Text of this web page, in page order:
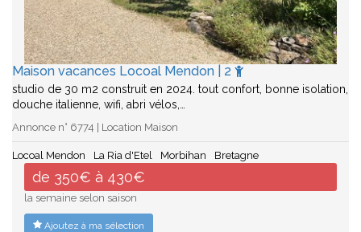
Maison vacances Locoal Mendon | 2
studio de 30 m2 construit en 2024. tout confort, bonne isolation,
douche italienne, wifi, abri vélos,…
Annonce n° 6774 | Location Maison
Locoal Mendon La Ria d'Etel Morbihan Bretagne
de 350€ à 430€
la semaine selon saison
Ajoutez à ma sélection